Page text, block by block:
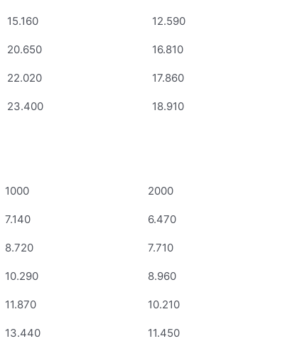
15.160 12.590
20.650 16.810
22.020 17.860
23.400 18.910
1000 2000
7.140 6.470
8.720 7.710
10.290 8.960
11.870 10.210
13.440 11.450